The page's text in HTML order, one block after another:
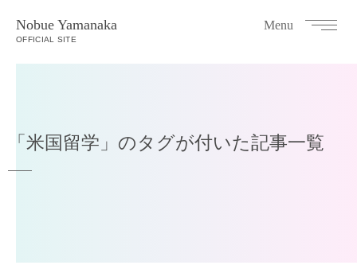
Nobue Yamanaka
OFFICIAL SITE
Menu
「米国留学」のタグが付いた記事一覧